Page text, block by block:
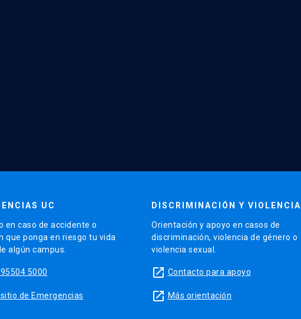
UC
en caso de accidente o
que ponga en riesgo tu vida
algún campus.
5000
sitio de Emergencias
DISCRIMINACIÓN Y VIOLENCIA
Orientación y apoyo en casos de
discriminación, violencia de género o
violencia sexual.
launch Contacto para apoyo
launch Más orientación